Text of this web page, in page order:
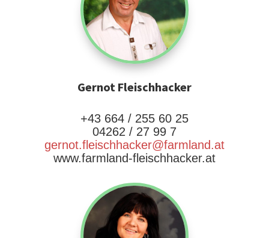
Gernot Fleischhacker
+43 664 / 255 60 25
04262 / 27 99 7
gernot.fleischhacker@farmland.at
www.farmland-fleischhacker.at